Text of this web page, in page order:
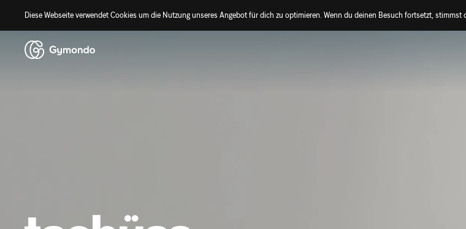
Diese Webseite verwendet Cookies um die Nutzung unseres Angebot für dich zu optimieren. Wenn du deinen Besuch fortsetzt, stimmst